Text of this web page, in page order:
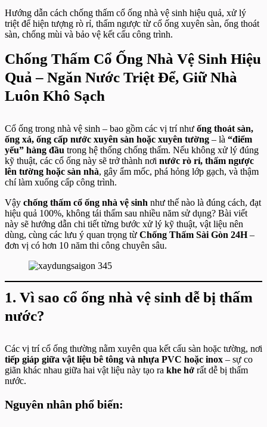
Hướng dẫn cách chống thấm cổ ống nhà vệ sinh hiệu quả, xử lý
triệt để hiện tượng rò rỉ, thấm ngược từ cổ ống xuyên sàn, ống thoát
sàn, chống mùi và bảo vệ kết cấu công trình.
Chống Thấm Cổ Ống Nhà Vệ Sinh Hiệu
Quả – Ngăn Nước Triệt Để, Giữ Nhà
Luôn Khô Sạch
Cổ ống trong nhà vệ sinh – bao gồm các vị trí như ống thoát sàn,
ống xả, ống cấp nước xuyên sàn hoặc xuyên tường – là “điểm
yếu” hàng đầu trong hệ thống chống thấm. Nếu không xử lý đúng
kỹ thuật, các cổ ống này sẽ trở thành nơi nước rò rỉ, thấm ngược
lên tường hoặc sàn nhà, gây ẩm mốc, phá hỏng lớp gạch, và thậm
chí làm xuống cấp công trình.
Vậy chống thấm cổ ống nhà vệ sinh như thế nào là đúng cách, đạt
hiệu quả 100%, không tái thấm sau nhiều năm sử dụng? Bài viết
này sẽ hướng dẫn chi tiết từng bước xử lý kỹ thuật, vật liệu nên
dùng, cùng các lưu ý quan trọng từ Chống Thấm Sài Gòn 24H–
đơn vị có hơn 10 năm thi công chuyên sâu.
1. Vì sao cổ ống nhà vệ sinh dễ bị thấm
nước?
Các vị trí cổ ống thường nằm xuyên qua kết cấu sàn hoặc tường, nơi
tiếp giáp giữa vật liệu bê tông và nhựa PVC hoặc inox – sự co
giãn khác nhau giữa hai vật liệu này tạo ra khe hở rất dễ bị thấm
nước.
Nguyên nhân phổ biến: